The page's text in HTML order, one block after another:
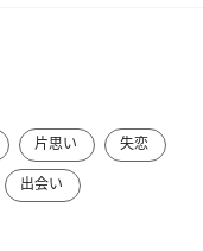
片思い
失恋
出会い